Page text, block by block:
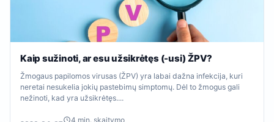
Kaip sužinoti, ar esu užsikrėtęs (-usi) ŽPV?
Žmogaus papilomos virusas (ŽPV) yra labai dažna infekcija, kuri
neretai nesukelia jokių pastebimų simptomų. Dėl to žmogus gali
nežinoti, kad yra užsikrėtęs....
4 min. skaitymo